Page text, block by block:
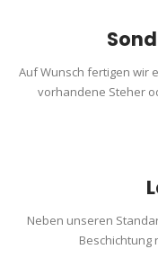
Auf Wunsch fertigen wir
vorhandene Steher
Neben unseren
Beschichtung